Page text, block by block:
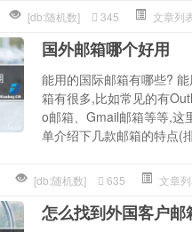
[db:随机数] 345 文章列
国外邮箱哪个好用
能用的国际邮箱有哪些?
箱有很多,比如常见的有
o邮箱、Gmail邮箱等等,这
单介绍下几款邮箱的特点(
[db:随机数] 635 文章
怎么找到外国客户邮